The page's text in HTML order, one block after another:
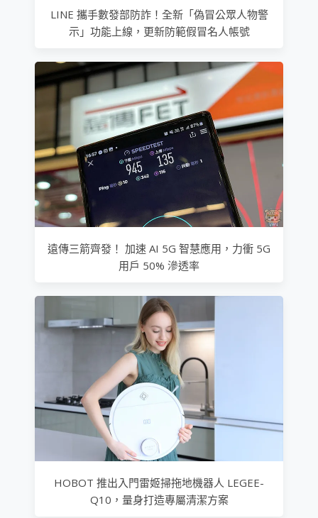
LINE 攜手數發部防詐！全新「偽冒公眾人物警
示」功能上線，更新防範假冒名人帳號
遠傳三箭齊發！ 加速 AI 5G 智慧應用，力衝 5G
用戶 50% 滲透率
HOBOT 推出入門雷姬掃拖地機器人 LEGEE-
Q10，量身打造專屬清潔方案